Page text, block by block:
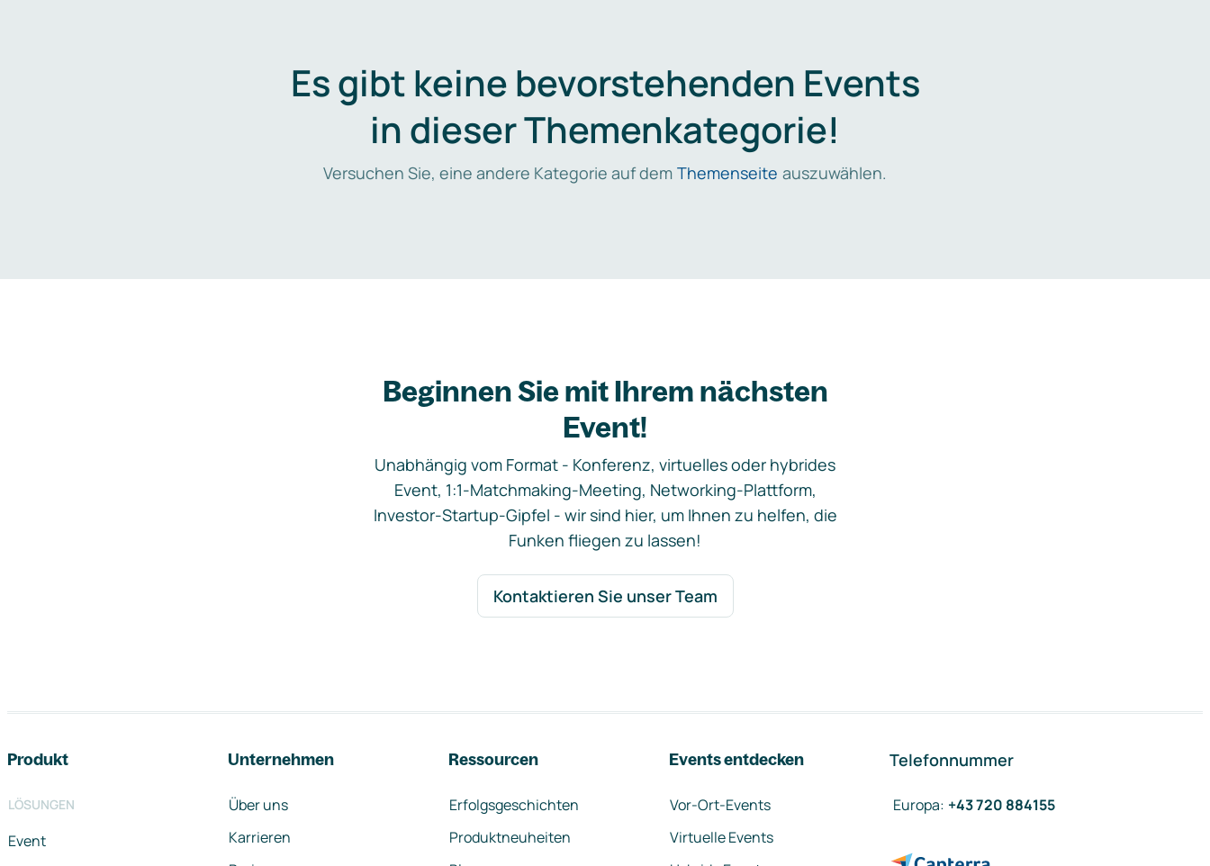
Es gibt keine bevorstehenden Events
in dieser Themenkategorie!
Versuchen Sie, eine andere Kategorie auf dem Themenseite auszuwählen.
Beginnen Sie mit Ihrem nächsten
Event!
Unabhängig vom Format - Konferenz, virtuelles oder hybrides
Event, 1:1-Matchmaking-Meeting, Networking-Plattform,
Investor-Startup-Gipfel - wir sind hier, um Ihnen zu helfen, die
Funken fliegen zu lassen!
Kontaktieren Sie unser Team
Produkt
LÖSUNGEN
Event
Unternehmen
Über uns
Karrieren
Ressourcen
Erfolgsgeschichten
Produktneuheiten
Events entdecken
Vor-Ort-Events
Virtuelle Events
Telefonnummer
Europa: +43 720 884155